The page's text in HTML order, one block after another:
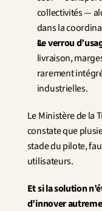
collectivités —
dans la
Le verrou
livraison,
rarement
industrielles.
Le Ministère de la
constate que
stade du pilote,
utilisateurs.
Et si la solution
d’innover